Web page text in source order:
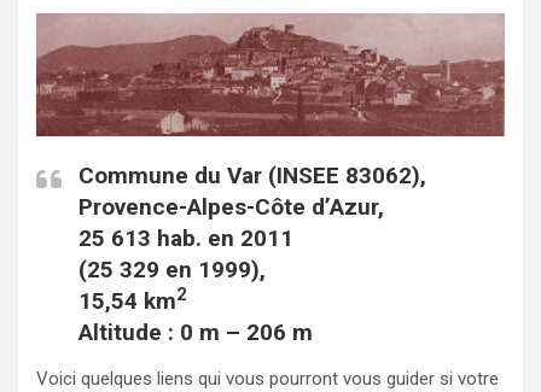
e
b
o
o
k
t
t
e
r
a
i
l
Commune du Var (INSEE 83062),
Provence-Alpes-Côte d’Azur,
25 613 hab. en 2011
(25 329 en 1999),
15,54 km2
Altitude : 0 m – 206 m
Voici quelques liens qui vous pourront vous guider si votre